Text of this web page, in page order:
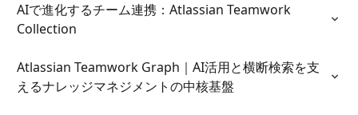
AIで進化するチーム連携：Atlassian Teamwork
Collection
Atlassian Teamwork Graph｜AI活用と横断検索を支
えるナレッジマネジメントの中核基盤